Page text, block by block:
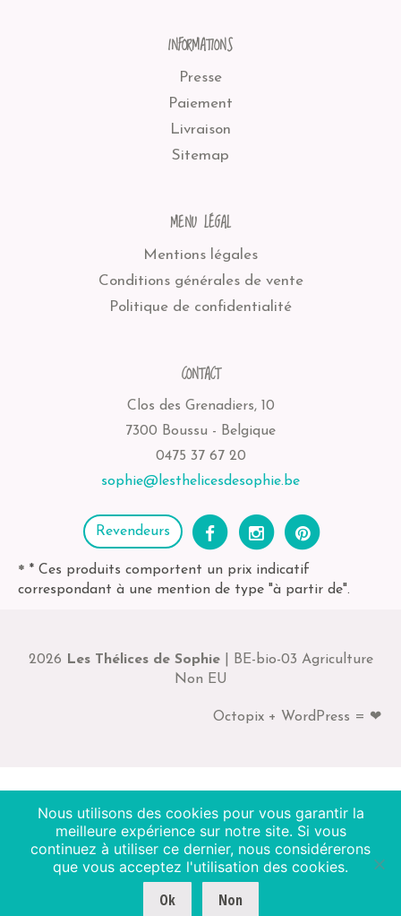
INFORMATIONS
Presse
Paiement
Livraison
Sitemap
MENU LÉGAL
Mentions légales
Conditions générales de vente
Politique de confidentialité
CONTACT
Clos des Grenadiers, 10
7300 Boussu - Belgique
0475 37 67 20
sophie@lesthelicesdesophie.be
Revendeurs
* * Ces produits comportent un prix indicatif
correspondant à une mention de type "à partir de".
2026 Les Thélices de Sophie| BE-bio-03 Agriculture
Non EU
Octopix + WordPress = ❤
Nous utilisons des cookies pour vous garantir la
meilleure expérience sur notre site. Si vous
continuez à utiliser ce dernier, nous considérerons
que vous acceptez l'utilisation des cookies.
Ok Non